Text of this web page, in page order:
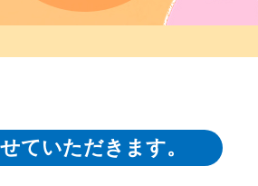
ていただきます。